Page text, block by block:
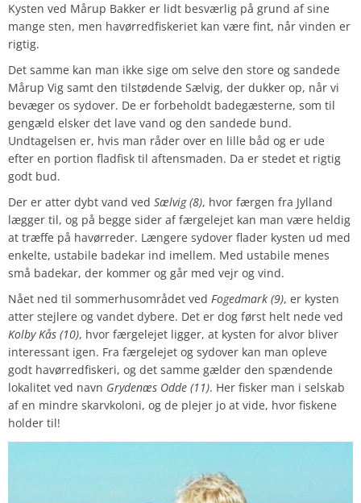
Kysten ved Mårup Bakker er lidt besværlig på grund af sine
mange sten, men havørredfiskeriet kan være fint, når vinden er
rigtig.
Det samme kan man ikke sige om selve den store og sandede
Mårup Vig samt den tilstødende Sælvig, der dukker op, når vi
bevæger os sydover. De er forbeholdt badegæsterne, som til
gengæld elsker det lave vand og den sandede bund.
Undtagelsen er, hvis man råder over en lille båd og er ude
efter en portion fladfisk til aftensmaden. Da er stedet et rigtig
godt bud.
Der er atter dybt vand ved Sælvig (8), hvor færgen fra Jylland
lægger til, og på begge sider af færgelejet kan man være heldig
at træffe på havørreder. Længere sydover flader kysten ud med
enkelte, ustabile badekar ind imellem. Med ustabile menes
små badekar, der kommer og går med vejr og vind.
Nået ned til sommerhusområdet ved Fogedmark (9), er kysten
atter stejlere og vandet dybere. Det er dog først helt nede ved
Kolby Kås (10), hvor færgelejet ligger, at kysten for alvor bliver
interessant igen. Fra færgelejet og sydover kan man opleve
godt havørredfiskeri, og det samme gælder den spændende
lokalitet ved navn Grydenæs Odde (11). Her fisker man i selskab
af en mindre skarvkoloni, og de plejer jo at vide, hvor fiskene
holder til!